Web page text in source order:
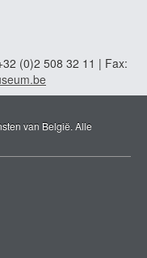
(0)2 508 32 11 | Fax:
van België. Alle